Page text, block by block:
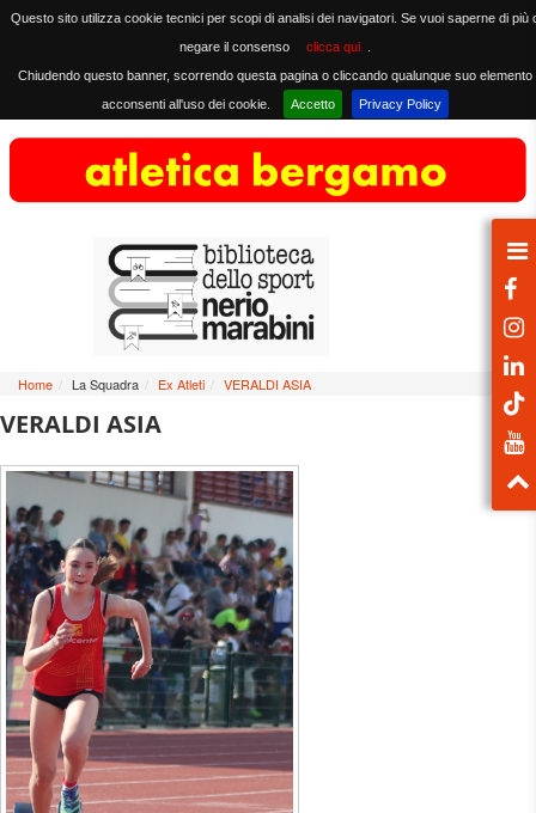
Questo sito utilizza cookie tecnici per scopi di analisi dei navigatori. Se vuoi saperne di più
negare il consenso
clicca qui
Chiudendo questo banner, scorrendo questa pagina o cliccando qualunque suo elemento
acconsenti all'uso dei cookie.
Accetto Privacy Policy
Home / La Squadra / Ex Atleti / VERALDI ASIA
VERALDI ASIA